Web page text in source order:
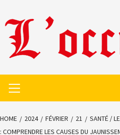
to
content
Menu
HOME 2024 FÉVRIER 21
SANTÉ /
: COMPRENDRE LES CAUSES DU